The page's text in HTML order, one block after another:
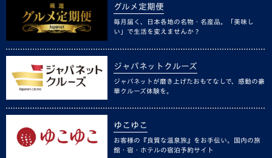
グルメ定期便
毎月届く、日本各地の名物・名産品。「美味し
い」で生活を変えませんか？
ジャパネットクルーズ
ジャパネットが磨き上げたおもてなしで、感動の豪
華クルーズ体験を。
ゆこゆこ
お客様の『良質な温泉旅』をお手伝い。国内の旅
館・宿・ホテルの宿泊予約サイト